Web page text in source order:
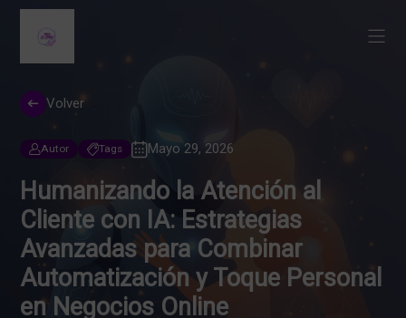
Volver
Autor Tags Mayo 29, 2026
Humanizando la Atención al
Cliente con IA: Estrategias
Avanzadas para Combinar
Automatización y Toque Personal
en Negocios Online